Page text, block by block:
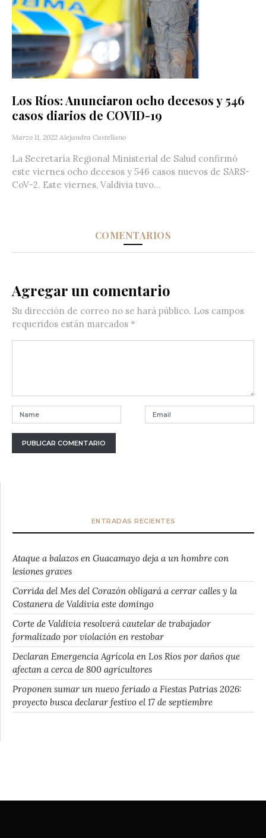
Los Ríos: Anunciaron ocho decesos y 546
casos diarios de COVID-19
Marzo 11, 2022 Alejandra Castellano
La Secretaría Regional Ministerial de Salud confirmó
este viernes ocho decesos y 546 casos nuevos de SARS-
CoV-2. Este viernes, Valdivia tuvo...
COMENTARIOS
Agregar un comentario
Su dirección de correo no se hará público. Los campos
requeridos están marcados *
ENTRADAS RECIENTES
Ataque a balazos en Guacamayo deja a un hombre con
lesiones graves
Corrida del Mes del Corazón obligará a cerrar calles y la
Costanera de Valdivia este domingo
Corte de Valdivia resolverá cautelar de trabajador
formalizado por violación en restobar
Declaran Emergencia Agrícola en Los Ríos por daños que
afectan a cerca de 800 agricultores
Proponen sumar un nuevo feriado a Fiestas Patrias 2026:
proyecto busca declarar festivo el 17 de septiembre